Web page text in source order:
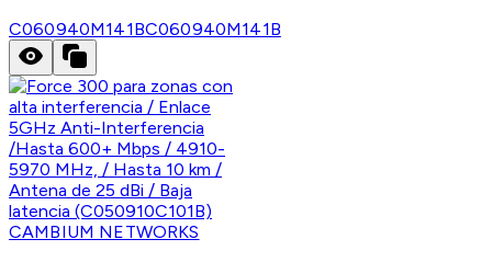
C060940M141BC060940M141B
CAMBIUM NETWORKS